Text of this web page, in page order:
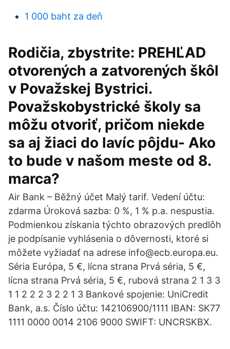
1 000 baht za deň
Rodičia, zbystrite: PREHĽAD
otvorených a zatvorených škôl
v Považskej Bystrici.
Považskobystrické školy sa
môžu otvoriť, pričom niekde
sa aj žiaci do lavíc pôjdu- Ako
to bude v našom meste od 8.
marca?
Air Bank – Běžný účet Malý tarif. Vedení účtu:
zdarma Úroková sazba: 0 %, 1 % p.a. nespustia.
Podmienkou získania týchto obrazových predlôh
je podpísanie vyhlásenia o dôvernosti, ktoré si
môžete vyžiadať na adrese info@ecb.europa.eu.
Séria Európa, 5 €, lícna strana Prvá séria, 5 €,
lícna strana Prvá séria, 5 €, rubová strana 2 1 3 3
1 1 2 2 2 3 2 2 1 3 Bankové spojenie: UniCredit
Bank, a.s. Číslo účtu: 142106900/1111 IBAN: SK77
1111 0000 0014 2106 9000 SWIFT: UNCRSKBX.